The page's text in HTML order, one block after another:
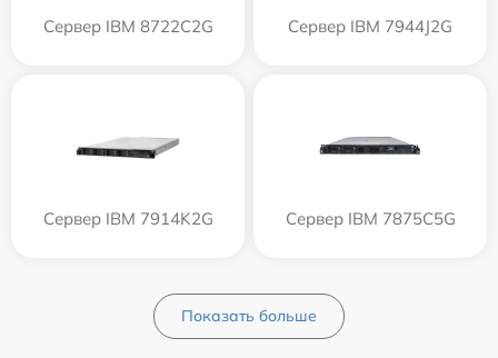
Сервер IBM 8722C2G Сервер IBM 7944J2G
Сервер IBM 7914K2G Сервер IBM 7875C5G
Показать больше